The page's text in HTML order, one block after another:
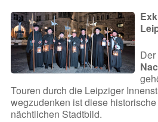
Der
Touren durch die Leipziger
wegzudenken ist diese
nächtlichen Stadtbild.